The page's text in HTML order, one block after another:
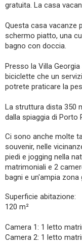
gratuita. La casa
Questa casa vacanze
schermo piatto, una
bagno con doccia.
Presso la Villa
biciclette che un
potrete praticare la
La struttura dista 350
dalla spiaggia di Porto
Ci sono anche molte
souvenir, nelle
piedi e jogging nella
matrimoniali e 2
bagni e un'ampia zona
Superficie abitazione:
120 m²
Camera 1: 1 letto
Camera 2: 1 letto